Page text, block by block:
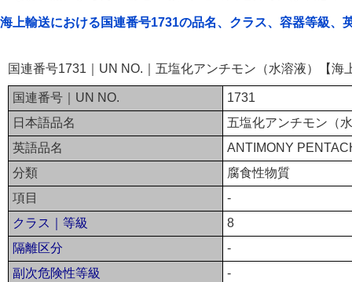
海上輸送における国連番号1731の品名、クラス、容器等級、
国連番号1731｜UN NO.｜五塩化アンチモン（水溶液）【海
国連番号｜UN NO.
1731
日本語品名
五塩化アンチモン（
英語品名
ANTIMONY
分類
腐食性物質
項目
-
クラス｜等級
8
隔離区分
-
副次危険性等級
-